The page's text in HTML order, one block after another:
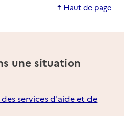
Haut de page
une situation
services d'aide et de